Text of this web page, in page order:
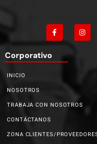
Corporativo
INICIO
NOSOTROS
TRABAJA CON NOSOTROS
CONTÁCTANOS
ZONA CLIENTES/